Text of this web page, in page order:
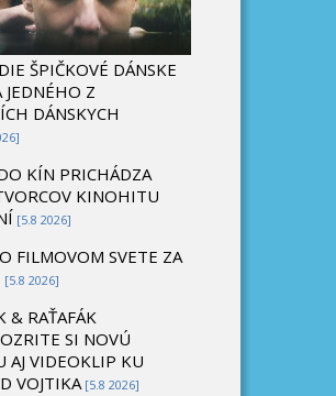
ŠPIČKOVÉ DÁNSKE
Z
DÁNSKYCH
KÍN PRICHÁDZA
KINOHITU
[5.8 2026]
FILMOVOM SVETE ZA
[5.8 2026]
& RAŤAFÁK
SI NOVÚ
AJ VIDEOKLIP KU
VOJTIKA [5.8 2026]